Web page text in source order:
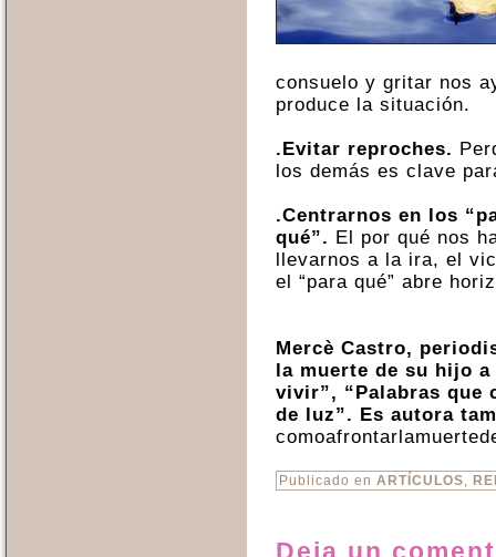
consuelo y gritar nos
produce la situación.
.Evitar reproches.
los demás es clave
.Centrarnos en los
qué”. El por qué nos
llevarnos a la ira, el
el “para qué” abre
Mercè Castro,
la muerte de su hijo
vivir”, “Palabras que
de luz”. Es autora
Publicado en ARTÍCULOS,